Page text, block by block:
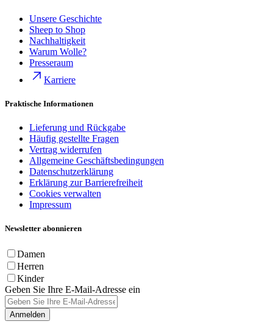
Unsere Geschichte
Sheep to Shop
Nachhaltigkeit
Warum Wolle?
Presseraum
Karriere
Praktische Informationen
Lieferung und Rückgabe
Häufig gestellte Fragen
Vertrag widerrufen
Allgemeine Geschäftsbedingungen
Datenschutzerklärung
Erklärung zur Barrierefreiheit
Cookies verwalten
Impressum
Newsletter abonnieren
Damen
Herren
Kinder
Geben Sie Ihre E-Mail-Adresse ein
Anmelden